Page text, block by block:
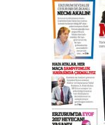
A.
BİR
28
26